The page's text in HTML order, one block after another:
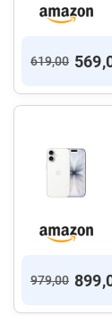
619,00
979,00